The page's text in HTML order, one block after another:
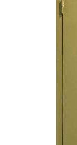
С зеркалом